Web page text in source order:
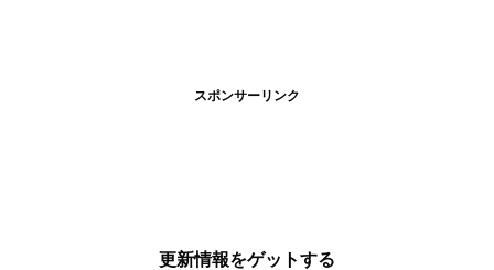
スポンサーリンク
更新情報をゲットする